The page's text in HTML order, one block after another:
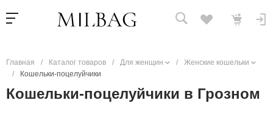
Главная / Каталог товаров / Для женщин /
Женские кошельки
/
Кошельки-поцелуйчики
Кошельки-поцелуйчики в Грозном